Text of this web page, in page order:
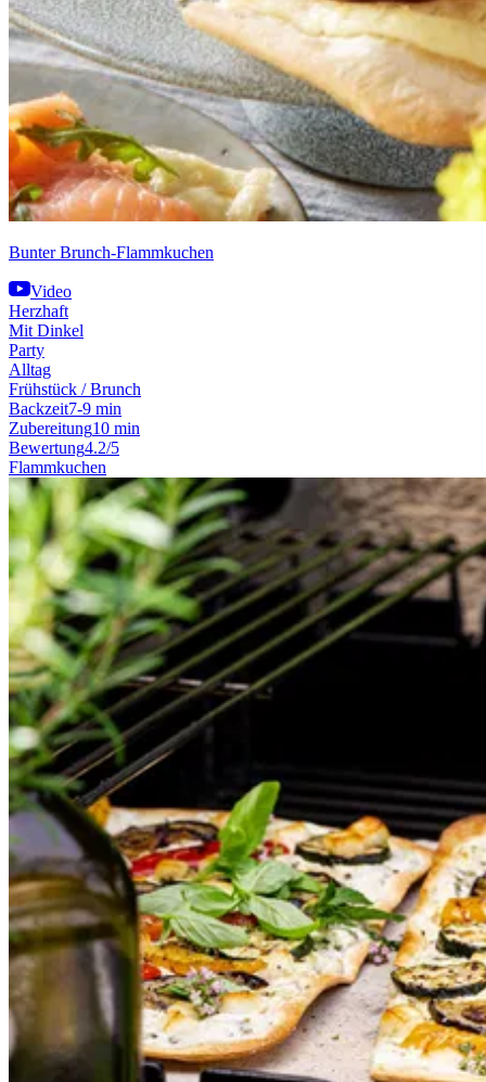
Bunter Brunch-Flammkuchen
Video
Herzhaft
Mit Dinkel
Party
Alltag
Frühstück / Brunch
Backzeit7-9 min
Zubereitung10 min
Bewertung4.2/5
Flammkuchen